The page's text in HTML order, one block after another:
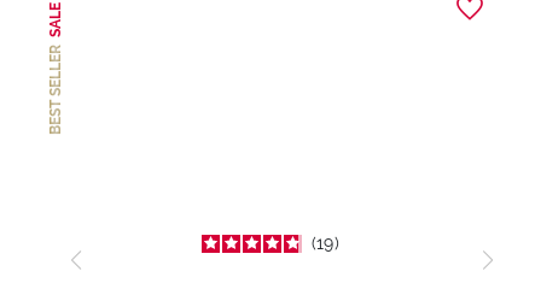
BEST SELLER
SALE
19